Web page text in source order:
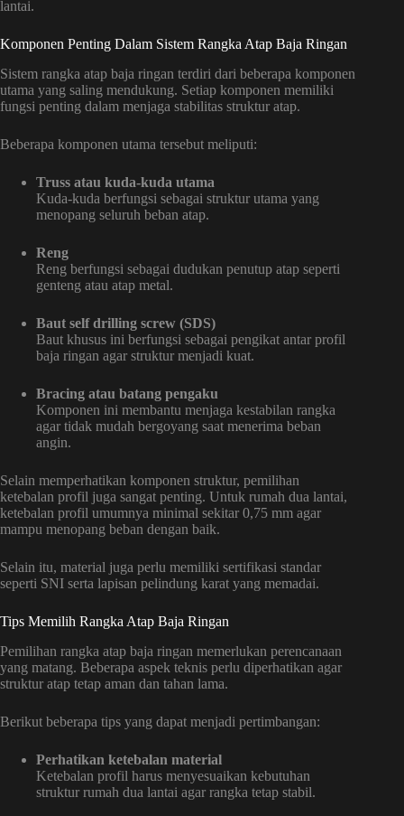
lantai.
Komponen Penting Dalam Sistem Rangka Atap Baja Ringan
Sistem rangka atap baja ringan terdiri dari beberapa komponen
utama yang saling mendukung. Setiap komponen memiliki
fungsi penting dalam menjaga stabilitas struktur atap.
Beberapa komponen utama tersebut meliputi:
Truss atau kuda-kuda utama
Kuda-kuda berfungsi sebagai struktur utama yang
menopang seluruh beban atap.
Reng
Reng berfungsi sebagai dudukan penutup atap seperti
genteng atau atap metal.
Baut self drilling screw (SDS)
Baut khusus ini berfungsi sebagai pengikat antar profil
baja ringan agar struktur menjadi kuat.
Bracing atau batang pengaku
Komponen ini membantu menjaga kestabilan rangka
agar tidak mudah bergoyang saat menerima beban
angin.
Selain memperhatikan komponen struktur, pemilihan
ketebalan profil juga sangat penting. Untuk rumah dua lantai,
ketebalan profil umumnya minimal sekitar 0,75 mm agar
mampu menopang beban dengan baik.
Selain itu, material juga perlu memiliki sertifikasi standar
seperti SNI serta lapisan pelindung karat yang memadai.
Tips Memilih Rangka Atap Baja Ringan
Pemilihan rangka atap baja ringan memerlukan perencanaan
yang matang. Beberapa aspek teknis perlu diperhatikan agar
struktur atap tetap aman dan tahan lama.
Berikut beberapa tips yang dapat menjadi pertimbangan:
Perhatikan ketebalan material
Ketebalan profil harus menyesuaikan kebutuhan
struktur rumah dua lantai agar rangka tetap stabil.